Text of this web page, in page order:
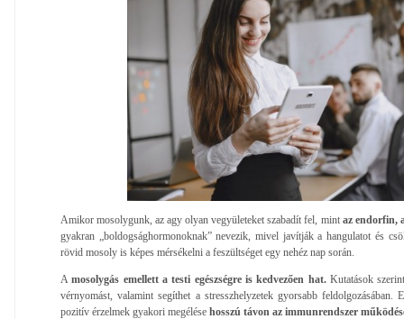
Amikor mosolygunk, az agy olyan vegyületeket szabadít fel, mint az endorfin,
gyakran „boldogsághormonoknak” nevezik, mivel javítják a hangulatot és
rövid mosoly is képes mérsékelni a feszültséget egy nehéz nap során.
Amosolygás emellett a testi egészségre is kedvezően hat.Kutatások
vérnyomást, valamint segíthet a stresszhelyzetek gyorsabb
pozitív érzelmek gyakori megélése hosszú távon az immunrendszer